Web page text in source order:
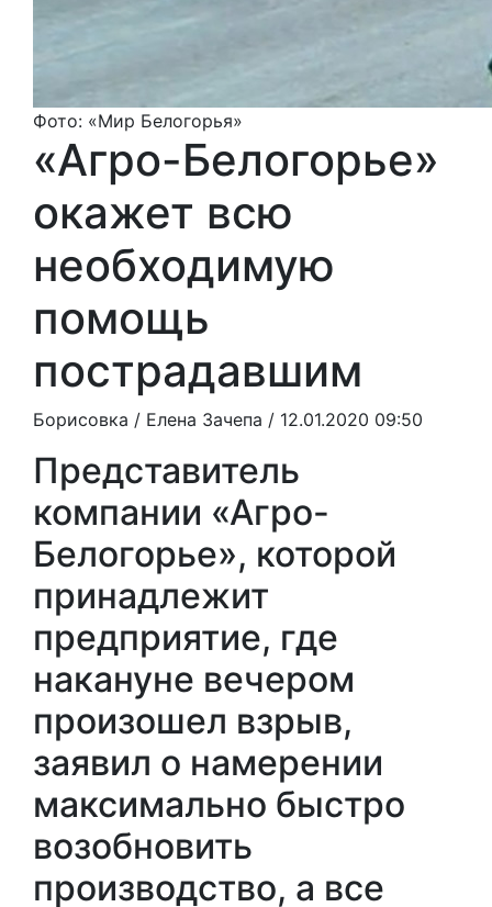
Фото: «Мир Белогорья»
«Агро-Белогорье»
окажет всю
необходимую
помощь
пострадавшим
Борисовка / Елена Зачепа / 12.01.2020 09:50
Представитель
компании «Агро-
Белогорье», которой
принадлежит
предприятие, где
накануне вечером
произошел взрыв,
заявил о намерении
максимально быстро
возобновить
производство, а все